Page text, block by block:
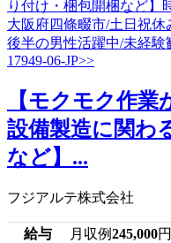
【モクモク作
設備製造に関わ
など】...
フジアルテ株式会社
給与 月収例245,000円